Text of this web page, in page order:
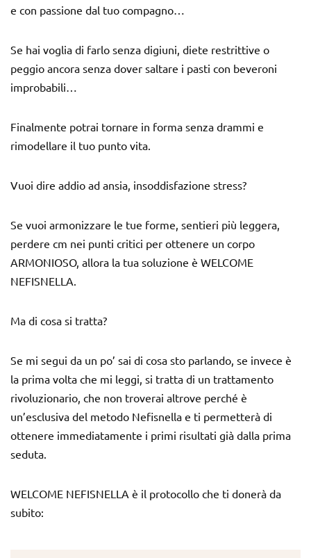
e con passione dal tuo compagno…
Se hai voglia di farlo senza digiuni, diete restrittive o
peggio ancora senza dover saltare i pasti con beveroni
improbabili…
Finalmente potrai tornare in forma senza drammi e
rimodellare il tuo punto vita.
Vuoi dire addio ad ansia, insoddisfazione stress?
Se vuoi armonizzare le tue forme, sentieri più leggera,
perdere cm nei punti critici per ottenere un corpo
ARMONIOSO, allora la tua soluzione è WELCOME
NEFISNELLA.
Ma di cosa si tratta?
Se mi segui da un po’ sai di cosa sto parlando, se invece è
la prima volta che mi leggi, si tratta di un trattamento
rivoluzionario, che non troverai altrove perché è
un’esclusiva del metodo Nefisnella e ti permetterà di
ottenere immediatamente i primi risultati già dalla prima
seduta.
WELCOME NEFISNELLA è il protocollo che ti donerà da
subito: